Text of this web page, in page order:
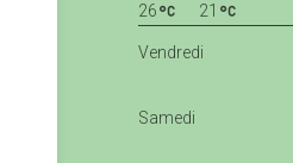
26 21
Vendredi
Samedi